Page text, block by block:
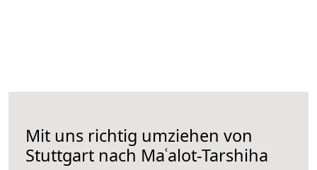
Mit uns richtig umziehen von
Stuttgart nach Maʿalot-Tarshiha